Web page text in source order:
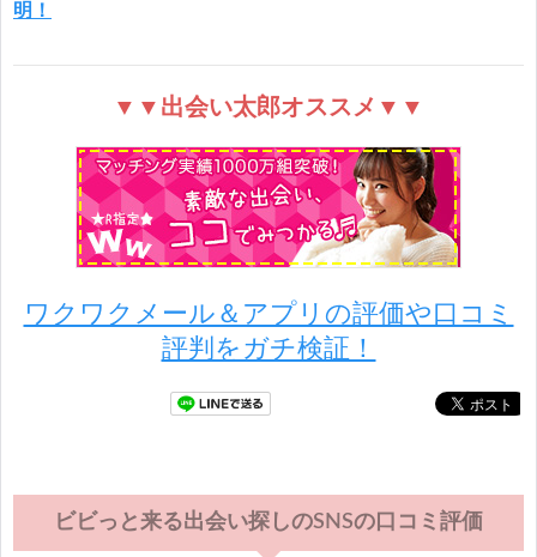
明！
▼▼出会い太郎オススメ▼▼
ワクワクメール＆アプリの評価や口コミ
評判をガチ検証！
ビビっと来る出会い探しのSNSの口コミ評価